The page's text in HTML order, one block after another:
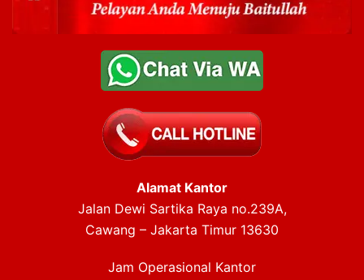
Alamat Kantor
Jalan Dewi Sartika Raya no.239A,
Cawang – Jakarta Timur 13630
Jam Operasional Kantor